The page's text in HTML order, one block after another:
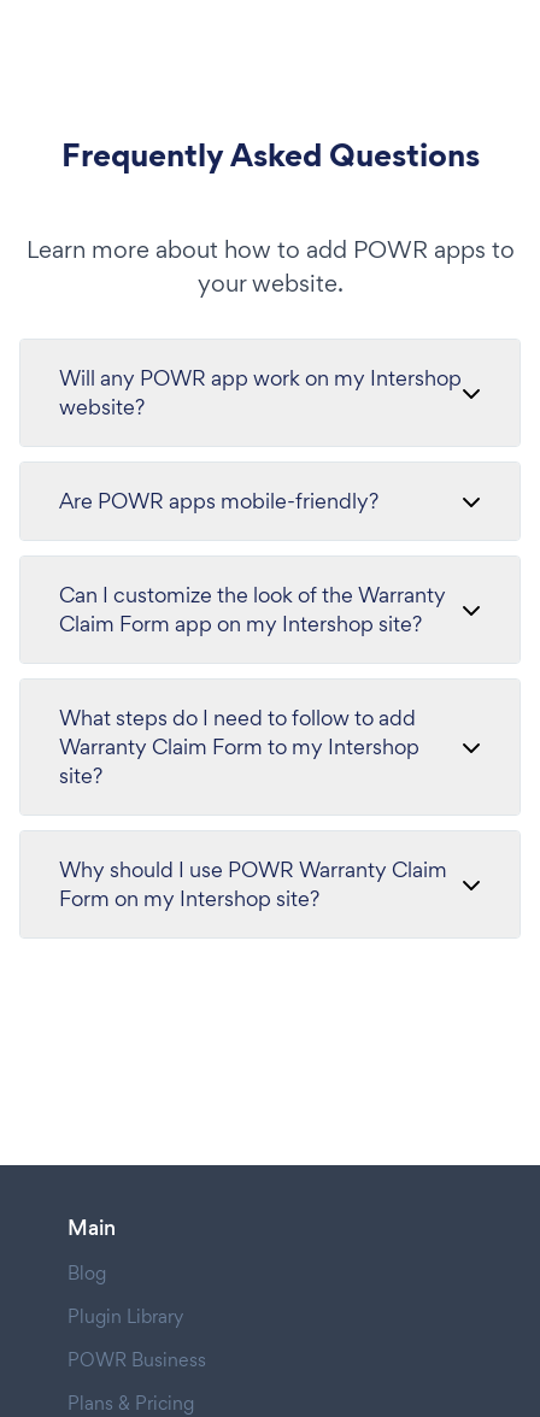
Frequently Asked Questions
Learn more about how to add POWR apps to
your website.
Will any POWR app work on my Intershop
website?
Are POWR apps mobile-friendly?
Can I customize the look of the Warranty
Claim Form app on my Intershop site?
What steps do I need to follow to add
Warranty Claim Form to my Intershop
site?
Why should I use POWR Warranty Claim
Form on my Intershop site?
Main
Blog
Plugin Library
POWR Business
Plans & Pricing